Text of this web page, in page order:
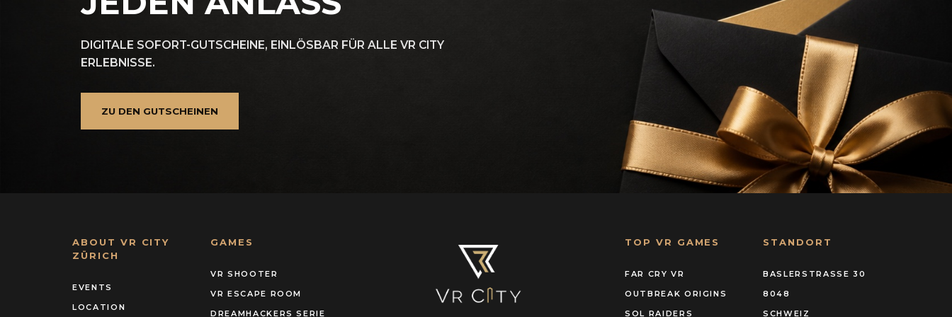
DIGITALE SOFORT-GUTSCHEINE, EINLÖSBAR FÜR ALLE VR CITY
ERLEBNISSE.
ZU DEN GUTSCHEINEN
ABOUT VR CITY
ZÜRICH
EVENTS
LOCATION
GAMES
VR SHOOTER
VR ESCAPE ROOM
DREAMHACKERS SERIE
TOP VR GAMES
FAR CRY VR
OUTBREAK ORIGINS
SOL RAIDERS
STANDORT
BASLERSTRASSE 30
8048
SCHWEIZ